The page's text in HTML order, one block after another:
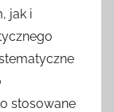
jak i
stosowane